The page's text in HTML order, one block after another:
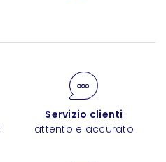
Servizio clienti
attento e accurato